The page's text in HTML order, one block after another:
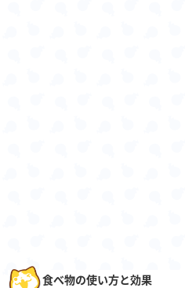
食べ物の使い方と効果